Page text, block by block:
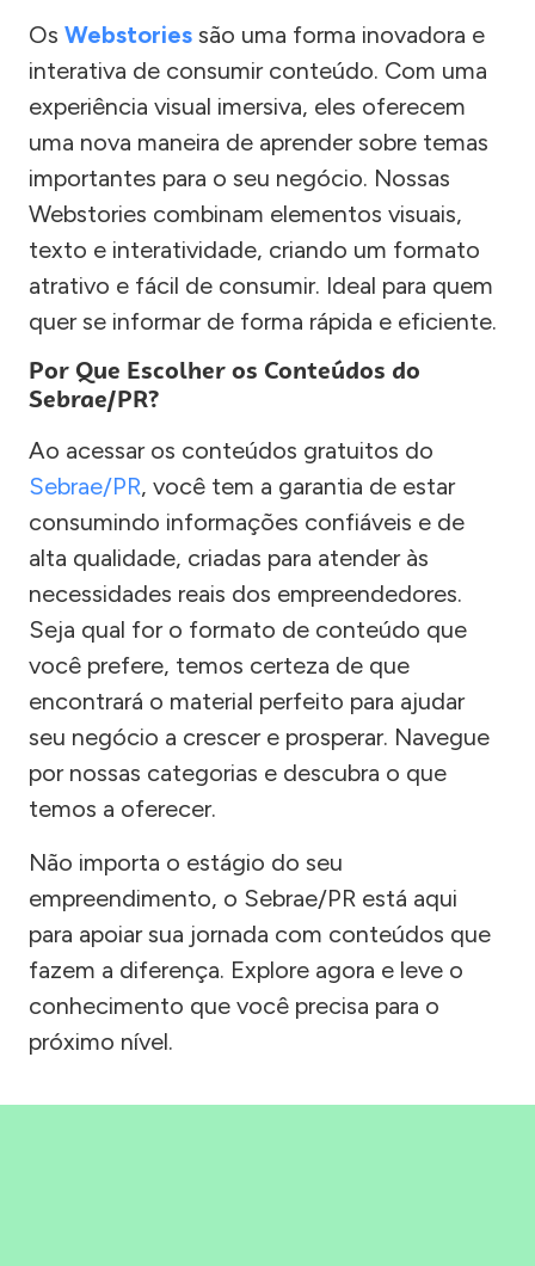
Os Webstories são uma forma inovadora e
interativa de consumir conteúdo. Com uma
experiência visual imersiva, eles oferecem
uma nova maneira de aprender sobre temas
importantes para o seu negócio. Nossas
Webstories combinam elementos visuais,
texto e interatividade, criando um formato
atrativo e fácil de consumir. Ideal para quem
quer se informar de forma rápida e eficiente.
Por Que Escolher os Conteúdos do
Sebrae/PR?
Ao acessar os conteúdos gratuitos do
Sebrae/PR, você tem a garantia de estar
consumindo informações confiáveis e de
alta qualidade, criadas para atender às
necessidades reais dos empreendedores.
Seja qual for o formato de conteúdo que
você prefere, temos certeza de que
encontrará o material perfeito para ajudar
seu negócio a crescer e prosperar. Navegue
por nossas categorias e descubra o que
temos a oferecer.
Não importa o estágio do seu
empreendimento, o Sebrae/PR está aqui
para apoiar sua jornada com conteúdos que
fazem a diferença. Explore agora e leve o
conhecimento que você precisa para o
próximo nível.